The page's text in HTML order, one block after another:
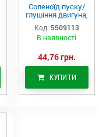
Соленоїд пуску/
глушіння двигуна,
актуатор (550-
9113)
Код: 5509113
В наявності
44,76 грн.
КУПИТИ